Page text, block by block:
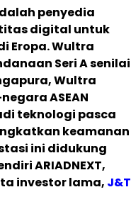
penyedia
digital untuk
Eropa. Wultra
Seri A senilai
Wultra
ASEAN
teknologi pasca
keamanan
ini didukung
ARIADNEXT,
investor lama, J&T